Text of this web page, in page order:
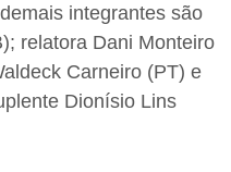
integrantes são
relatora Dani Monteiro
Carneiro (PT) e
Dionísio Lins